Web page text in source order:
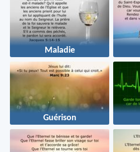
Maladie
Guérison